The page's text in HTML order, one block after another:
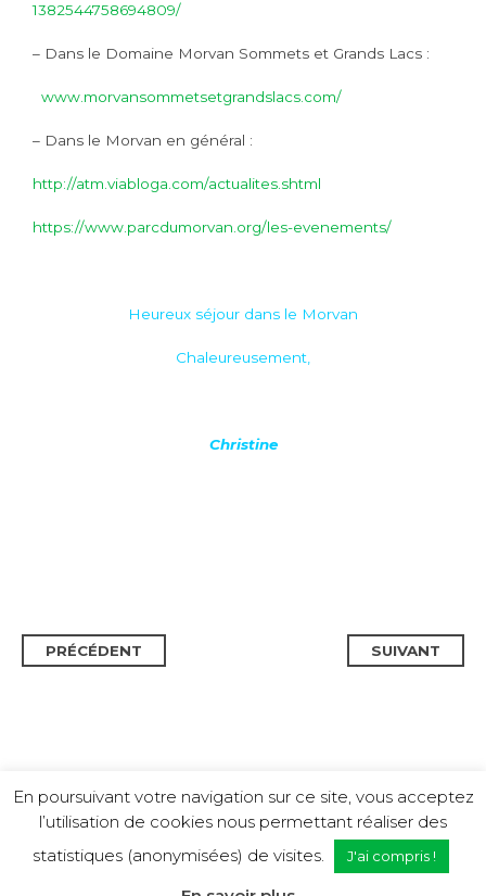
1382544758694809/
– Dans le Domaine Morvan Sommets et Grands Lacs :
www.morvansommetsetgrandslacs.com/
– Dans le Morvan en général :
http://atm.viabloga.com/actualites.shtml
https://www.parcdumorvan.org/les-evenements/
Heureux séjour dans le Morvan
Chaleureusement,
Christine
PRÉCÉDENT SUIVANT
& traductions par
En poursuivant votre navigation sur ce site, vous acceptez
l’utilisation de cookies nous permettant réaliser des
statistiques (anonymisées) de visites.
J'ai compris !